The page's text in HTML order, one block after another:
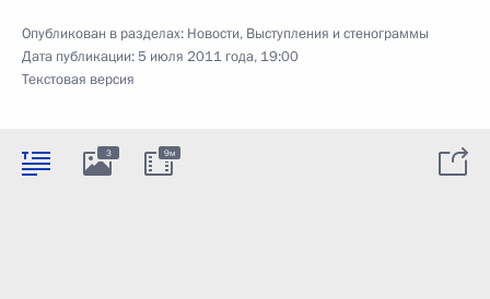
Опубликован в разделах: Новости, Выступления и стенограммы
Дата публикации:5 июля 2011 года, 19:00
Текстовая версия
3 9м